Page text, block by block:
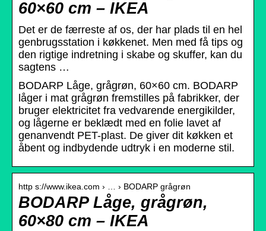
60×60 cm – IKEA
Det er de færreste af os, der har plads til en hel
genbrugsstation i køkkenet. Men med få tips og
den rigtige indretning i skabe og skuffer, kan du
sagtens …
BODARP Låge, grågrøn, 60×60 cm. BODARP
låger i mat grågrøn fremstilles på fabrikker, der
bruger elektricitet fra vedvarende energikilder,
og lågerne er beklædt med en folie lavet af
genanvendt PET-plast. De giver dit køkken et
åbent og indbydende udtryk i en moderne stil.
http s://www.ikea.com › … › BODARP grågrøn
BODARP Låge, grågrøn,
60×80 cm – IKEA